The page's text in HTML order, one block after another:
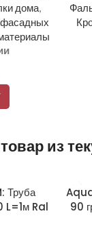
дома,
из
Труба
L=1м Ral
90